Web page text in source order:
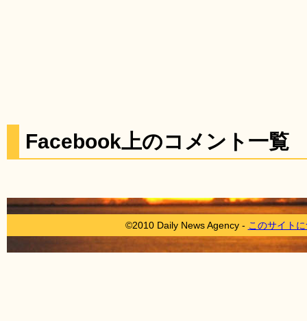
Facebook上のコメント一覧
©2010 Daily News Agency - このサイト